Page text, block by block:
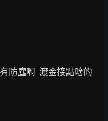
防塵啊  渡金接點啥的